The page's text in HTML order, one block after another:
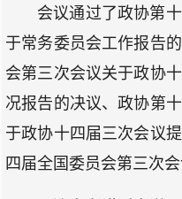
会议通过了政协第
于常务委员会工作报告
会第三次会议关于政协
况报告的决议、政协第
于政协十四届三次会议
四届全国委员会第三次会